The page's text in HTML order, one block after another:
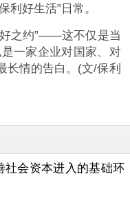
利好生活”日常。
之约”——这不仅是当
一家企业对国家、对
长情的告白。(文/保利
社会资本进入的基础环